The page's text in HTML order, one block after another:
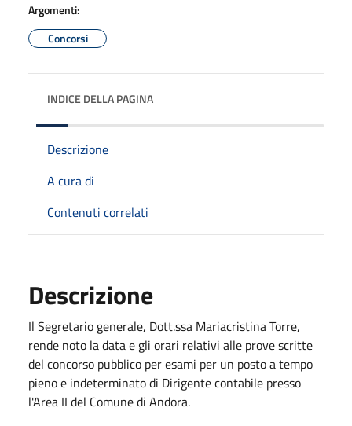
Argomenti:
Concorsi
INDICE DELLA PAGINA
Descrizione
A cura di
Contenuti correlati
Descrizione
Il Segretario generale, Dott.ssa Mariacristina Torre,
rende noto la data e gli orari relativi alle prove scritte
del concorso pubblico per esami per un posto a tempo
pieno e indeterminato di Dirigente contabile presso
l'Area II del Comune di Andora.